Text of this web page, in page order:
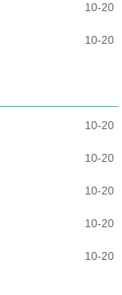
10-20
10-20
10-20
10-20
10-20
10-20
10-20